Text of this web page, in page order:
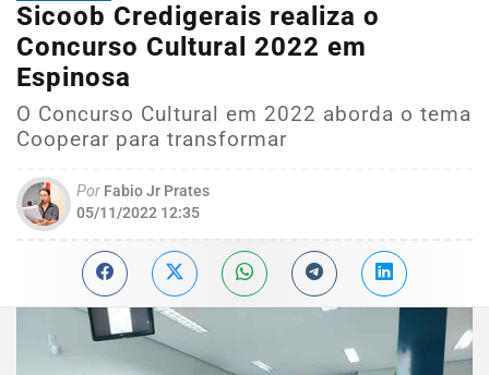
Sicoob Credigerais realiza o
Concurso Cultural 2022 em
Espinosa
O Concurso Cultural em 2022 aborda o tema
Cooperar para transformar
Por Fabio Jr Prates
05/11/2022 12:35